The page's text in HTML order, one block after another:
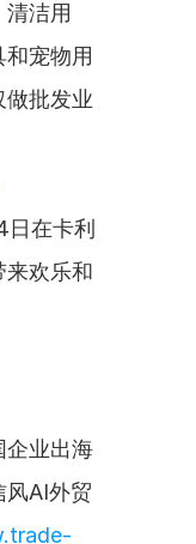
洁用
宠物用
做批发业
日在卡利
来欢乐和
企业出海
风AI外贸